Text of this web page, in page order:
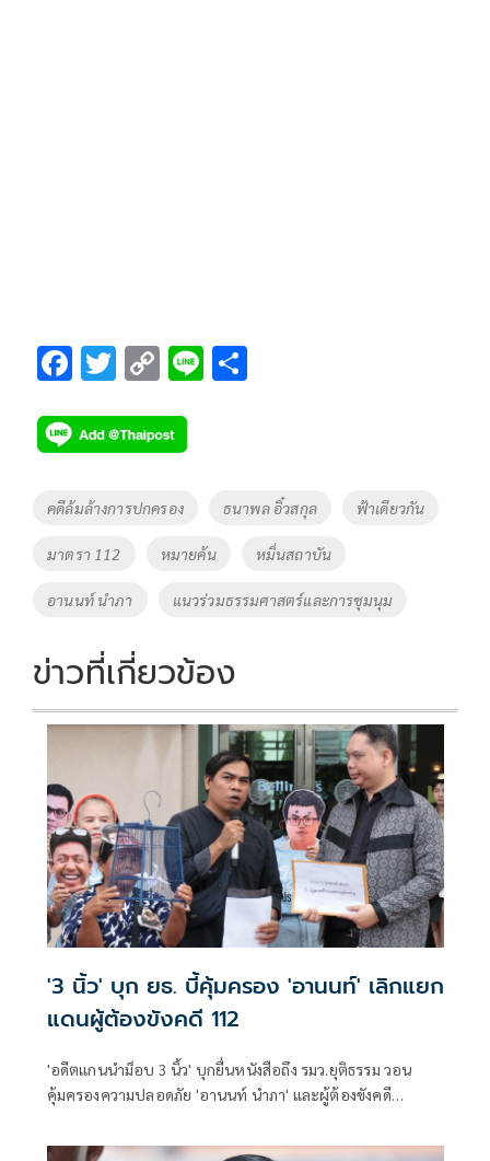
F
e
b
o
k
T
tt
er
C
p
y
Li
k
Li
Tags
คดีล้มล้างการปกครอง ธนาพล อิ๋วสกุล ฟ้าเดียวกัน
มาตรา 112 หมายค้น หมิ่นสถาบัน
อานนท์ นำภา แนวร่วมธรรมศาสตร์และการชุมนุม
ข่าวที่เกี่ยวข้อง
'3 นิ้ว' บุก ยธ. บี้คุ้มครอง 'อานนท์' เลิกแยก
แดนผู้ต้องขังคดี 112
'อดีตแกนนำม็อบ 3 นิ้ว' บุกยื่นหนังสือถึง รมว.ยุติธรรม วอน
คุ้มครองความปลอดภัย 'อานนท์ นำภา' และผู้ต้องขังคดี